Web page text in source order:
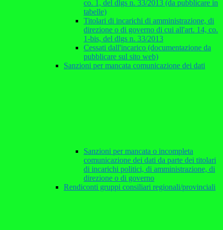
co. 1, del dlgs n. 33/2013 (da pubblicare in
tabelle)
Titolari di incarichi di amministrazione, di
direzione o di governo di cui all'art. 14, co.
1-bis, del dlgs n. 33/2013
Cessati dall'incarico (documentazione da
pubblicare sul sito web)
Sanzioni per mancata comunicazione dei dati
Sanzioni per mancata o incompleta
comunicazione dei dati da parte dei titolari
di incarichi politici, di amministrazione, di
direzione o di governo
Rendiconti gruppi consiliari regionali/provinciali